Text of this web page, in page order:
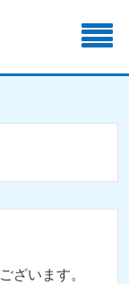
ざいます。